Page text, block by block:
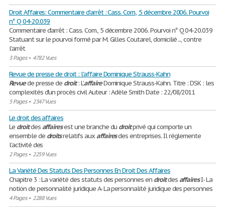
Droit Affaires: Commentaire d’arrêt : Cass. Com., 5 décembre 2006. Pourvoi
n° Q 04-20.039
Commentaire d’arrêt : Cass. Com., 5 décembre 2006. Pourvoi n° Q 04-20.039
Statuant sur le pourvoi formé par M. Gilles Coutarel, domicilié ..., contre
l'arrêt
3 Pages• 4782 Vues
Revue de presse de droit : l'affaire Dominique Strauss-Kahn
Revuede presse de droit: L’affaireDominique Strauss-Kahn. Titre : DSK : les
complexités d'un procès civil Auteur : Adèle Smith Date : 22/08/2011
5 Pages• 2347 Vues
Le droit des affaires
Le droitdesaffairesest une branche dudroitprivé qui comporte un
ensemble de droitsrelatifs auxaffairesdes entreprises. Il réglemente
l’activité des
2 Pages• 2259 Vues
La Variété Des Statuts Des Personnes En Droit Des Affaires
Chapitre 3 : La variété des statuts des personnes en droitdesaffairesI- La
notion de personnalité juridique A- La personnalité juridique des personnes
4 Pages• 2288 Vues